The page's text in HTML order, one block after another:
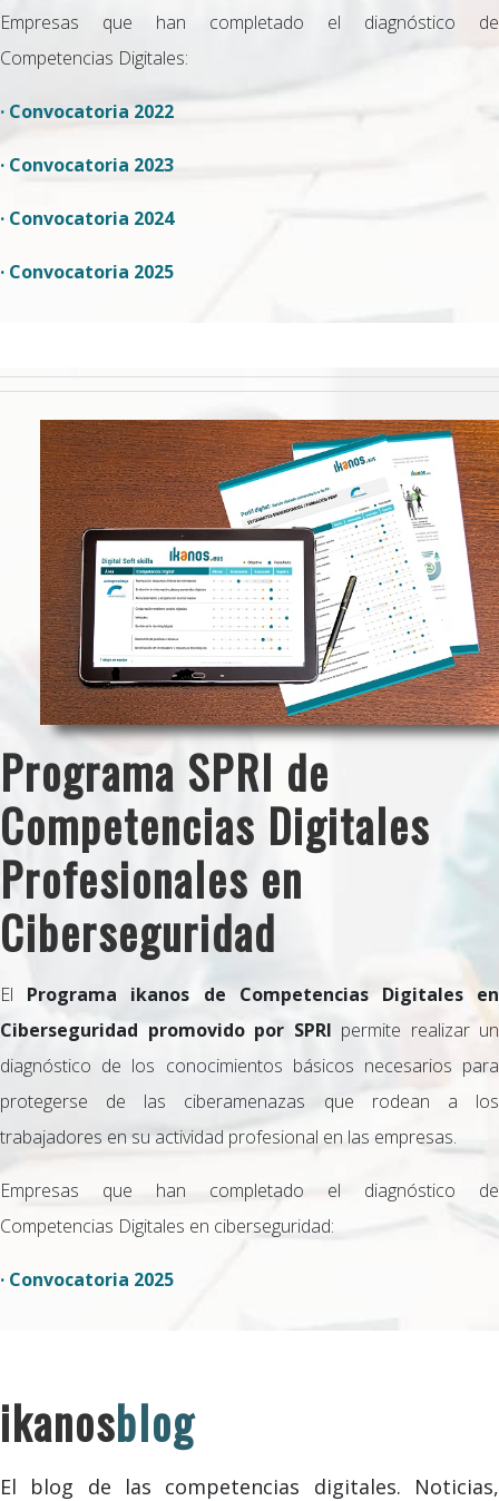
Empresas que han completado el diagnóstico de
Competencias Digitales:
· Convocatoria 2022
· Convocatoria 2023
· Convocatoria 2024
· Convocatoria 2025
Programa SPRI de
Competencias Digitales
Profesionales en
Ciberseguridad
El Programa ikanos de Competencias Digitales en
Ciberseguridad promovido por SPRI permite realizar un
diagnóstico de los conocimientos básicos necesarios para
protegerse de las ciberamenazas que rodean a los
trabajadores en su actividad profesional en las empresas.
Empresas que han completado el diagnóstico de
Competencias Digitales en ciberseguridad:
· Convocatoria 2025
ikanosblog
El blog de las competencias digitales. Noticias,